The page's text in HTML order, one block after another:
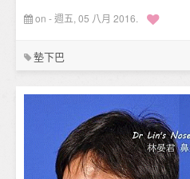
on - 週五, 05 八月 2016.
墊下巴